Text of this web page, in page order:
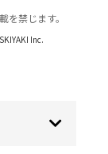
禁じます。
SKIYAKI Inc.